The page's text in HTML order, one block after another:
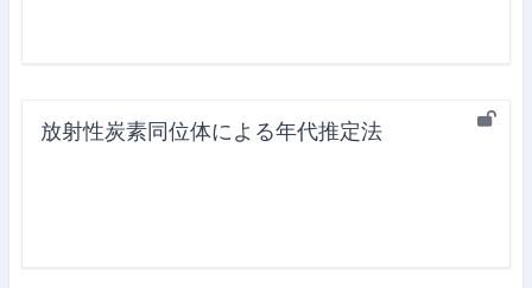
放射性炭素同位体による年代推定法